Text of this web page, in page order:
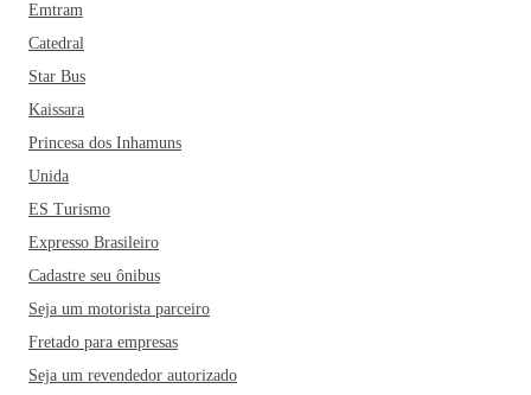
Emtram
Catedral
Star Bus
Kaissara
Princesa dos Inhamuns
Unida
ES Turismo
Expresso Brasileiro
Cadastre seu ônibus
Seja um motorista parceiro
Fretado para empresas
Seja um revendedor autorizado